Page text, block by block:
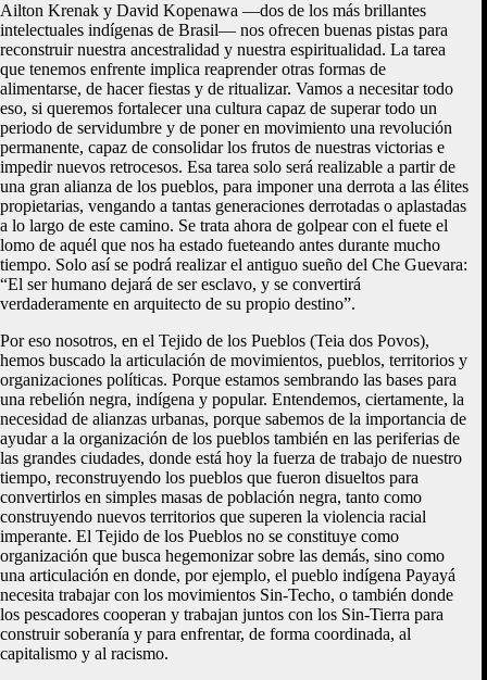
Ailton Krenak y David Kopenawa —dos de los más brillantes
intelectuales indígenas de Brasil— nos ofrecen buenas pistas para
reconstruir nuestra ancestralidad y nuestra espiritualidad. La tarea
que tenemos enfrente implica reaprender otras formas de
alimentarse, de hacer fiestas y de ritualizar. Vamos a necesitar todo
eso, si queremos fortalecer una cultura capaz de superar todo un
periodo de servidumbre y de poner en movimiento una revolución
permanente, capaz de consolidar los frutos de nuestras victorias e
impedir nuevos retrocesos. Esa tarea solo será realizable a partir de
una gran alianza de los pueblos, para imponer una derrota a las élites
propietarias, vengando a tantas generaciones derrotadas o aplastadas
a lo largo de este camino. Se trata ahora de golpear con el fuete el
lomo de aquél que nos ha estado fueteando antes durante mucho
tiempo. Solo así se podrá realizar el antiguo sueño del Che Guevara:
“El ser humano dejará de ser esclavo, y se convertirá
verdaderamente en arquitecto de su propio destino”.
Por eso nosotros, en el Tejido de los Pueblos (Teia dos Povos),
hemos buscado la articulación de movimientos, pueblos, territorios y
organizaciones políticas. Porque estamos sembrando las bases para
una rebelión negra, indígena y popular. Entendemos, ciertamente, la
necesidad de alianzas urbanas, porque sabemos de la importancia de
ayudar a la organización de los pueblos también en las periferias de
las grandes ciudades, donde está hoy la fuerza de trabajo de nuestro
tiempo, reconstruyendo los pueblos que fueron disueltos para
convertirlos en simples masas de población negra, tanto como
construyendo nuevos territorios que superen la violencia racial
imperante. El Tejido de los Pueblos no se constituye como
organización que busca hegemonizar sobre las demás, sino como
una articulación en donde, por ejemplo, el pueblo indígena Payayá
necesita trabajar con los movimientos Sin-Techo, o también donde
los pescadores cooperan y trabajan juntos con los Sin-Tierra para
construir soberanía y para enfrentar, de forma coordinada, al
capitalismo y al racismo.